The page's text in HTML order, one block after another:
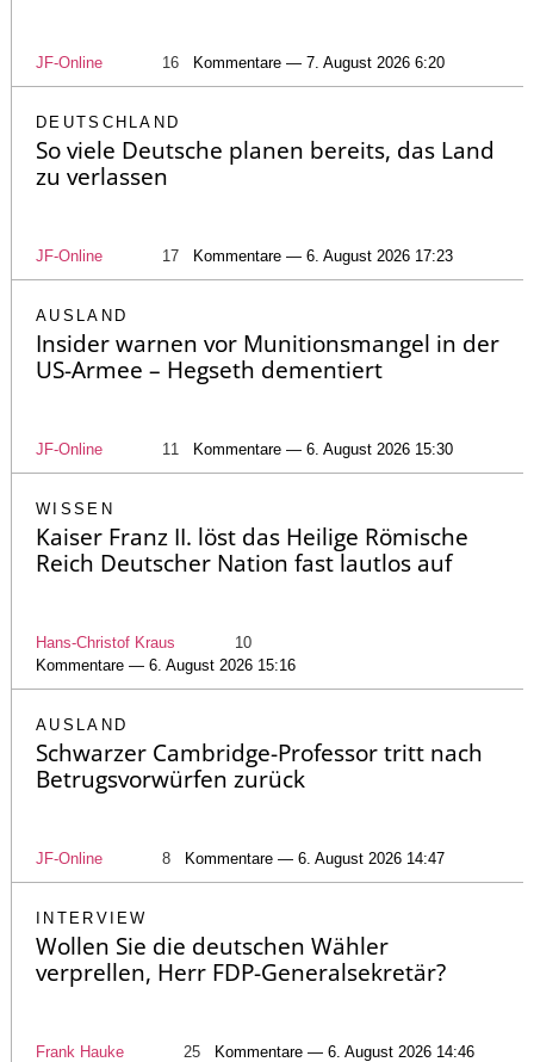
JF-Online 16 Kommentare — 7. August 2026 6:20
DEUTSCHLAND
So viele Deutsche planen bereits, das Land
zu verlassen
JF-Online 17 Kommentare — 6. August 2026 17:23
AUSLAND
Insider warnen vor Munitionsmangel in der
US-Armee – Hegseth dementiert
JF-Online 11 Kommentare — 6. August 2026 15:30
WISSEN
Kaiser Franz II. löst das Heilige Römische
Reich Deutscher Nation fast lautlos auf
Hans-Christof Kraus
10
Kommentare — 6. August 2026 15:16
AUSLAND
Schwarzer Cambridge-Professor tritt nach
Betrugsvorwürfen zurück
JF-Online 8 Kommentare — 6. August 2026 14:47
INTERVIEW
Wollen Sie die deutschen Wähler
verprellen, Herr FDP-Generalsekretär?
Frank Hauke 25 Kommentare — 6. August 2026 14:46